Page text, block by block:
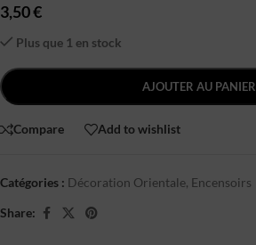
3,50€
Plus que 1 en stock
AJOUTER AU PANIER
Compare Add to wishlist
Catégories : Décoration Orientale, Encensoirs
Share: